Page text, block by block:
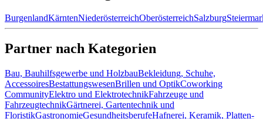
BurgenlandKärntenNiederösterreichOberösterreichSalzburg
Partner nach Kategorien
Bau, Bauhilfsgewerbe und HolzbauBekleidung, Schuhe,
AccessoiresBestattungswesenBrillen und OptikCoworking
CommunityElektro und ElektrotechnikFahrzeuge und
FahrzeugtechnikGärtnerei, Gartentechnik und
FloristikGastronomieGesundheitsberufeHafnerei, Keramik, Platten-